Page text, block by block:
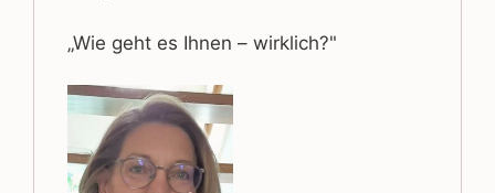
„Wie geht es Ihnen – wirklich?"